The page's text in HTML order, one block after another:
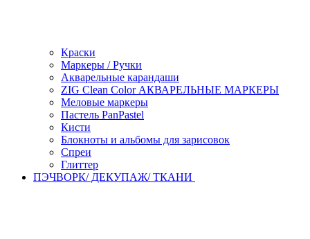
Краски
Маркеры / Ручки
Акварельные карандаши
ZIG Clean Color АКВАРЕЛЬНЫЕ МАРКЕРЫ
Меловые маркеры
Пастель PanPastel
Кисти
Блокноты и альбомы для зарисовок
Спреи
Глиттер
ПЭЧВОРК/ ДЕКУПАЖ/ ТКАНИ